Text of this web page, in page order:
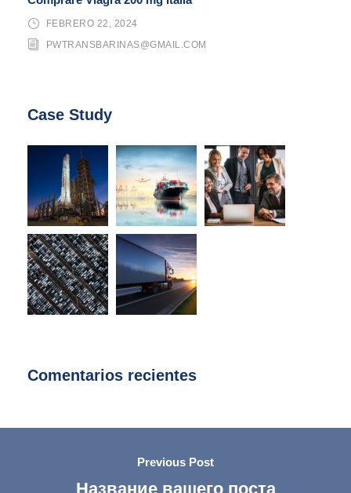
FEBRERO 22, 2024
PWTRANSBARINAS@GMAIL.COM
Case Study
Comentarios recientes
Previous Post
Название вашего поста